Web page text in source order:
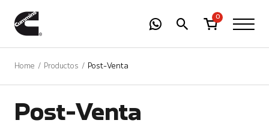
0
Home Productos Post-Venta
Post-Venta